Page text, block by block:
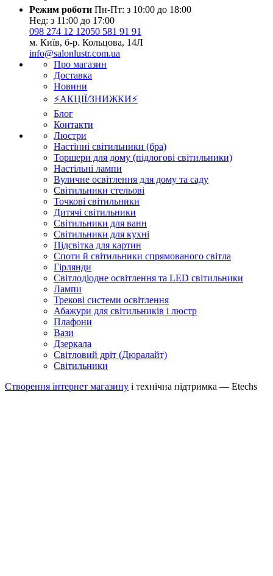
Режим роботи Пн-Пт: з 10:00 до 18:00
Нед: з 11:00 до 17:00
098 274 12 12050 581 91 91
м. Київ, б-р. Кольцова, 14Л
info@salonlustr.com.ua
Про магазин
Доставка
Новини
⚡АКЦІЇ/ЗНИЖКИ⚡
Блог
Контакти
Люстри
Настінні світильники (бра)
Торшери для дому (підлогові світильники)
Настільні лампи
Вуличне освітлення для дому та саду
Світильники стельові
Точкові світильники
Дитячі світильники
Світильники для ванн
Світильники для кухні
Підсвітка для картин
Споти й світильники спрямованого світла
Гірлянди
Світлодіодне освітлення та LED світильники
Лампи
Трекові системи освітлення
Абажури для світильників і люстр
Плафони
Вази
Дзеркала
Світловий дріт (Дюралайт)
Світильники
Створення інтернет магазину і технічна підтримка — Etechs